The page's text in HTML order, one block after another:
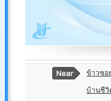
ข้าวซอ
บ้านชีวิ